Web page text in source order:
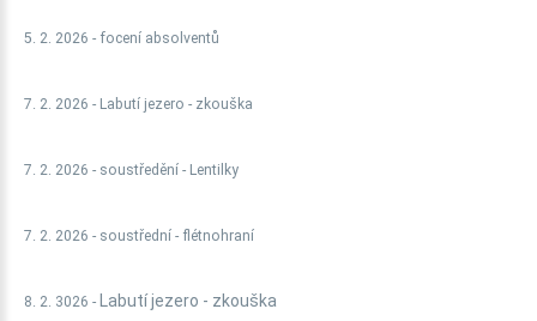
5. 2. 2026 - focení absolventů
7. 2. 2026 - Labutí jezero - zkouška
7. 2. 2026 - soustředění - Lentilky
7. 2. 2026 - soustřední - flétnohraní
8. 2. 3026 - Labutí jezero - zkouška